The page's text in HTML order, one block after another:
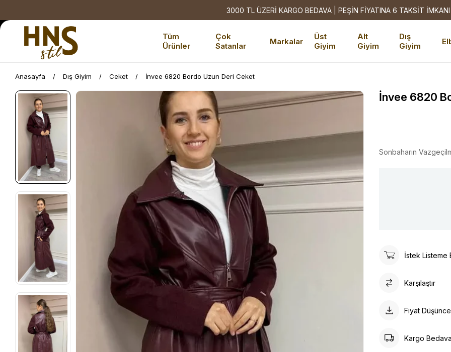
3000 TL ÜZERİ KARGO BEDAVA | PEŞİN FİYATINA 6 TAKSİT İMKANI
Tüm
Ürünler
Çok
Satanlar
Markalar
Üst
Giyim
Alt
Giyim
Dış
Giyim
Anasayfa Dış Giyim Ceket İnvee 6820 Bordo Uzun Deri Ceket
İnvee 6820
Sonbaharın
İstek Listeme
Karşılaştır
Fiyat
Kargo